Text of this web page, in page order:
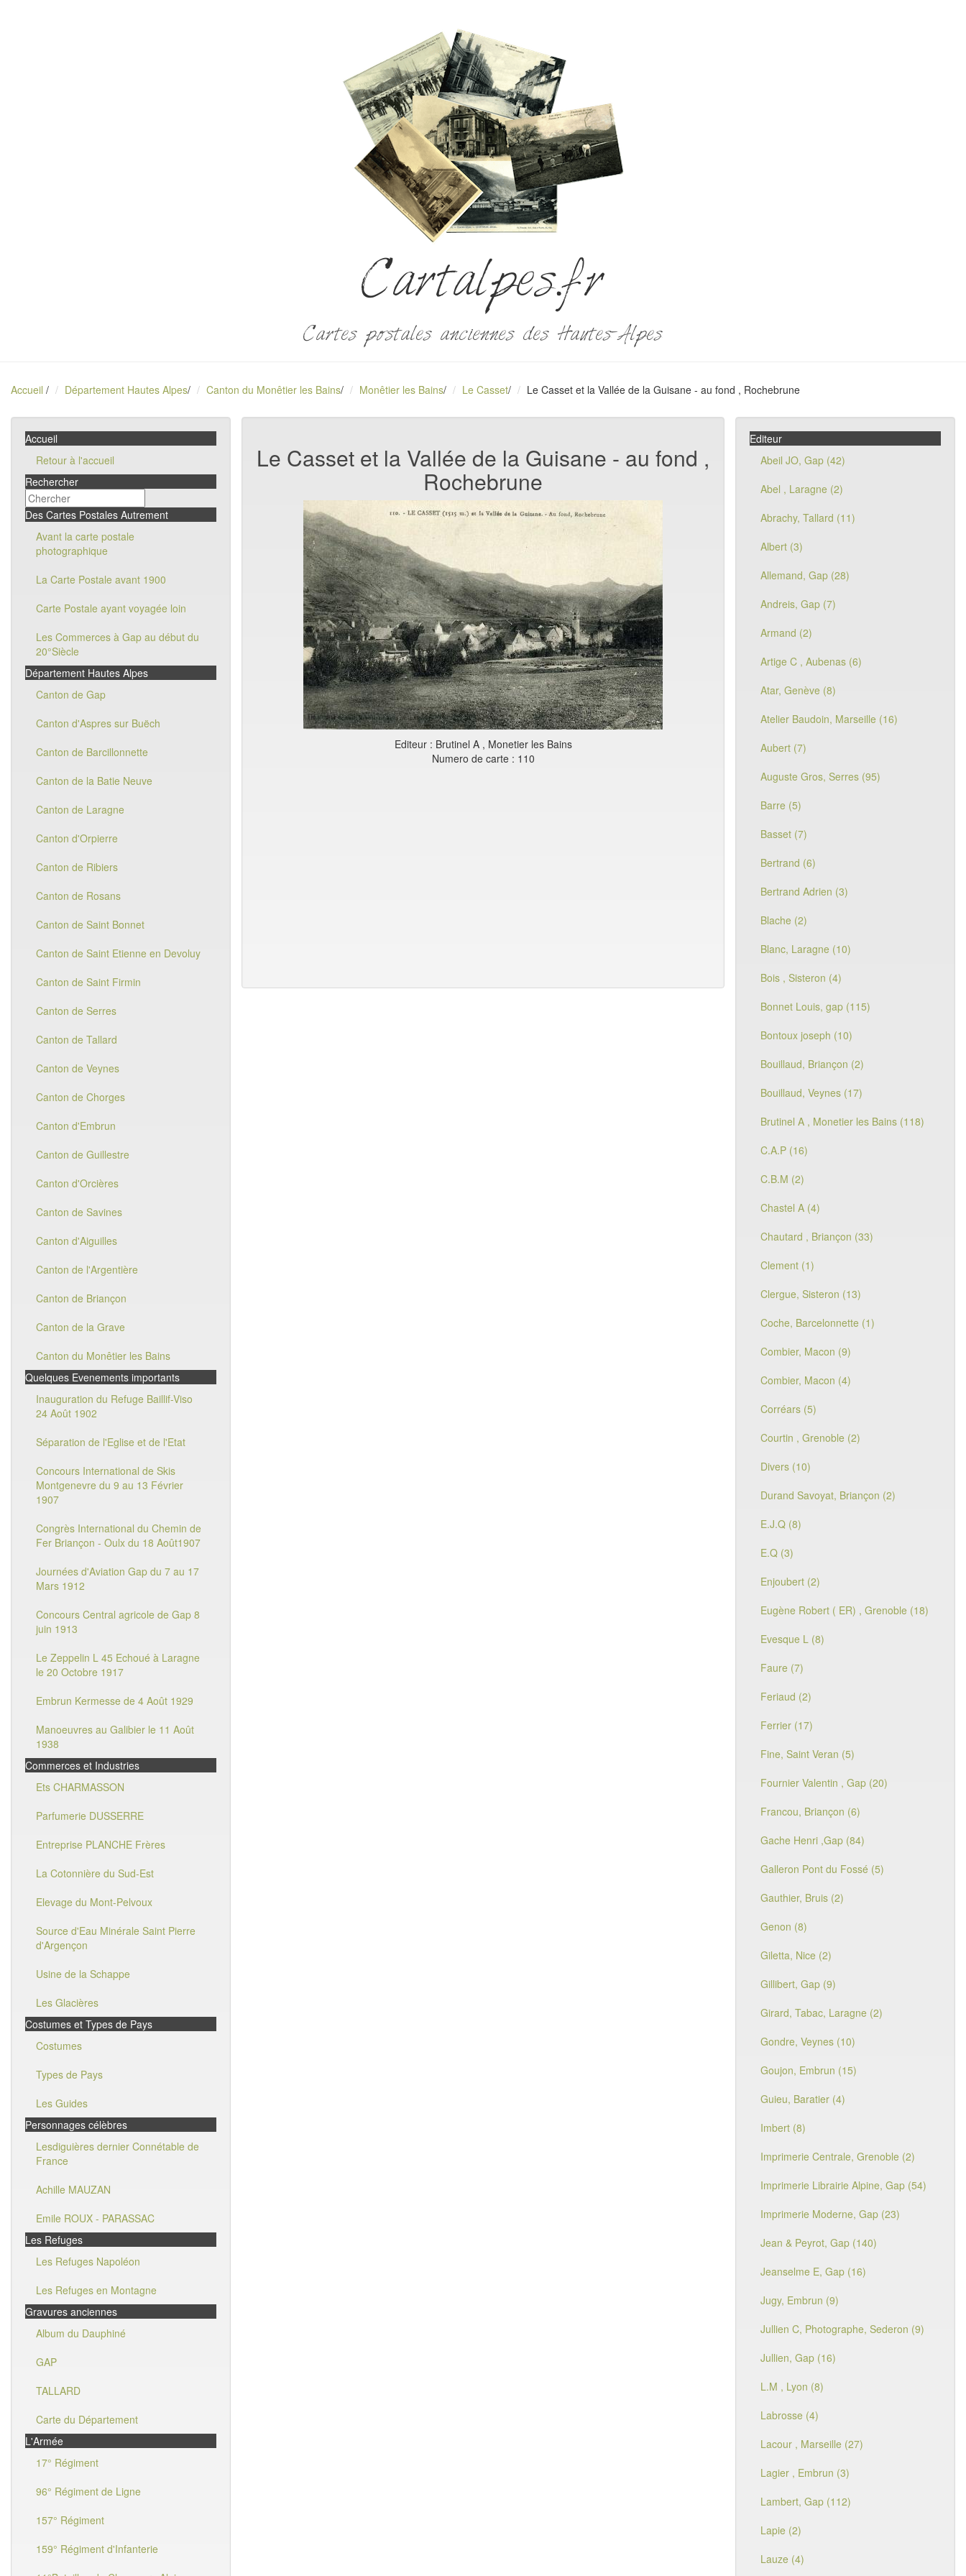
Cartalpes.fr
Cartes postales anciennes des Hautes-Alpes
Accueil / Département Hautes Alpes/ Canton du Monêtier les Bains/ Monêtier les Bains/ Le Casset/ Le Casset et la Vallée de la Guisane - au fond , Rochebrune
Accueil
Retour à l'accueil
Rechercher
Des Cartes Postales Autrement
Avant la carte postale
photographique
La Carte Postale avant 1900
Carte Postale ayant voyagée loin
Les Commerces à Gap au début du
20°Siècle
Département Hautes Alpes
Canton de Gap
Canton d'Aspres sur Buëch
Canton de Barcillonnette
Canton de la Batie Neuve
Canton de Laragne
Canton d'Orpierre
Canton de Ribiers
Canton de Rosans
Canton de Saint Bonnet
Canton de Saint Etienne en Devoluy
Canton de Saint Firmin
Canton de Serres
Canton de Tallard
Canton de Veynes
Canton de Chorges
Canton d'Embrun
Canton de Guillestre
Canton d'Orcières
Canton de Savines
Canton d'Aiguilles
Canton de l'Argentière
Canton de Briançon
Canton de la Grave
Canton du Monêtier les Bains
Quelques Evenements importants
Inauguration du Refuge Baillif-Viso
24 Août 1902
Séparation de l'Eglise et de l'Etat
Concours International de Skis
Montgenevre du 9 au 13 Février
1907
Congrès International du Chemin de
Fer Briançon - Oulx du 18 Août1907
Journées d'Aviation Gap du 7 au 17
Mars 1912
Concours Central agricole de Gap 8
juin 1913
Le Zeppelin L 45 Echoué à Laragne
le 20 Octobre 1917
Embrun Kermesse de 4 Août 1929
Manoeuvres au Galibier le 11 Août
1938
Commerces et Industries
Ets CHARMASSON
Parfumerie DUSSERRE
Entreprise PLANCHE Frères
La Cotonnière du Sud-Est
Elevage du Mont-Pelvoux
Source d'Eau Minérale Saint Pierre
d'Argençon
Usine de la Schappe
Les Glacières
Costumes et Types de Pays
Costumes
Types de Pays
Les Guides
Personnages célèbres
Lesdiguières dernier Connétable de
France
Achille MAUZAN
Emile ROUX - PARASSAC
Les Refuges
Les Refuges Napoléon
Les Refuges en Montagne
Gravures anciennes
Album du Dauphiné
GAP
TALLARD
Carte du Département
L'Armée
17° Régiment
96° Régiment de Ligne
157° Régiment
159° Régiment d'Infanterie
Le Casset et la Vallée de la Guisane - au fond ,
Rochebrune
Editeur : Brutinel A , Monetier les Bains
Numero de carte : 110
Editeur
Abeil JO, Gap (42)
Abel , Laragne (2)
Abrachy, Tallard (11)
Albert (3)
Allemand, Gap (28)
Andreis, Gap (7)
Armand (2)
Artige C , Aubenas (6)
Atar, Genève (8)
Atelier Baudoin, Marseille (16)
Aubert (7)
Auguste Gros, Serres (95)
Barre (5)
Basset (7)
Bertrand (6)
Bertrand Adrien (3)
Blache (2)
Blanc, Laragne (10)
Bois , Sisteron (4)
Bonnet Louis, gap (115)
Bontoux joseph (10)
Bouillaud, Briançon (2)
Bouillaud, Veynes (17)
Brutinel A , Monetier les Bains (118)
C.A.P (16)
C.B.M (2)
Chastel A (4)
Chautard , Briançon (33)
Clement (1)
Clergue, Sisteron (13)
Coche, Barcelonnette (1)
Combier, Macon (9)
Combier, Macon (4)
Corréars (5)
Courtin , Grenoble (2)
Divers (10)
Durand Savoyat, Briançon (2)
E.J.Q (8)
E.Q (3)
Enjoubert (2)
Eugène Robert ( ER) , Grenoble (18)
Evesque L (8)
Faure (7)
Feriaud (2)
Ferrier (17)
Fine, Saint Veran (5)
Fournier Valentin , Gap (20)
Francou, Briançon (6)
Gache Henri ,Gap (84)
Galleron Pont du Fossé (5)
Gauthier, Bruis (2)
Genon (8)
Giletta, Nice (2)
Gillibert, Gap (9)
Girard, Tabac, Laragne (2)
Gondre, Veynes (10)
Goujon, Embrun (15)
Guieu, Baratier (4)
Imbert (8)
Imprimerie Centrale, Grenoble (2)
Imprimerie Librairie Alpine, Gap (54)
Imprimerie Moderne, Gap (23)
Jean & Peyrot, Gap (140)
Jeanselme E, Gap (16)
Jugy, Embrun (9)
Jullien C, Photographe, Sederon (9)
Jullien, Gap (16)
L.M , Lyon (8)
Labrosse (4)
Lacour , Marseille (27)
Lagier , Embrun (3)
Lambert, Gap (112)
Lapie (2)
Lauze (4)